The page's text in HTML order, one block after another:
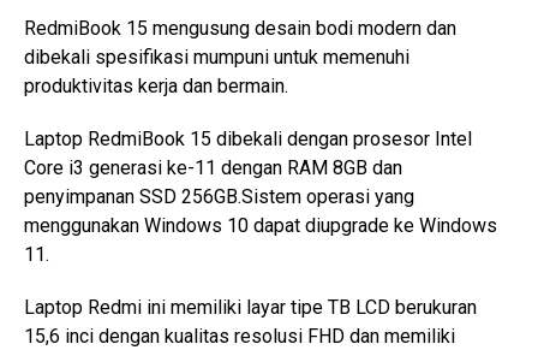
RedmiBook 15 mengusung desain bodi modern dan
dibekali spesifikasi mumpuni untuk memenuhi
produktivitas kerja dan bermain.
Laptop RedmiBook 15 dibekali dengan prosesor Intel
Core i3 generasi ke-11 dengan RAM 8GB dan
penyimpanan SSD 256GB.Sistem operasi yang
menggunakan Windows 10 dapat diupgrade ke Windows
11.
Laptop Redmi ini memiliki layar tipe TB LCD berukuran
15,6 inci dengan kualitas resolusi FHD dan memiliki